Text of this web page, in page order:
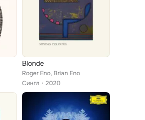
Blonde
Roger Eno, Brian Eno
Сингл
2020